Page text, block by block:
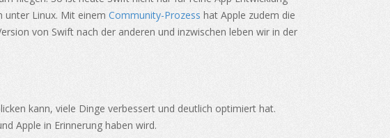
unter Linux. Mit einem Community-Prozess hat Apple zudem die
von Swift nach der anderen und inzwischen leben wir in der
kann, viele Dinge verbessert und deutlich optimiert hat.
Apple in Erinnerung haben wird.